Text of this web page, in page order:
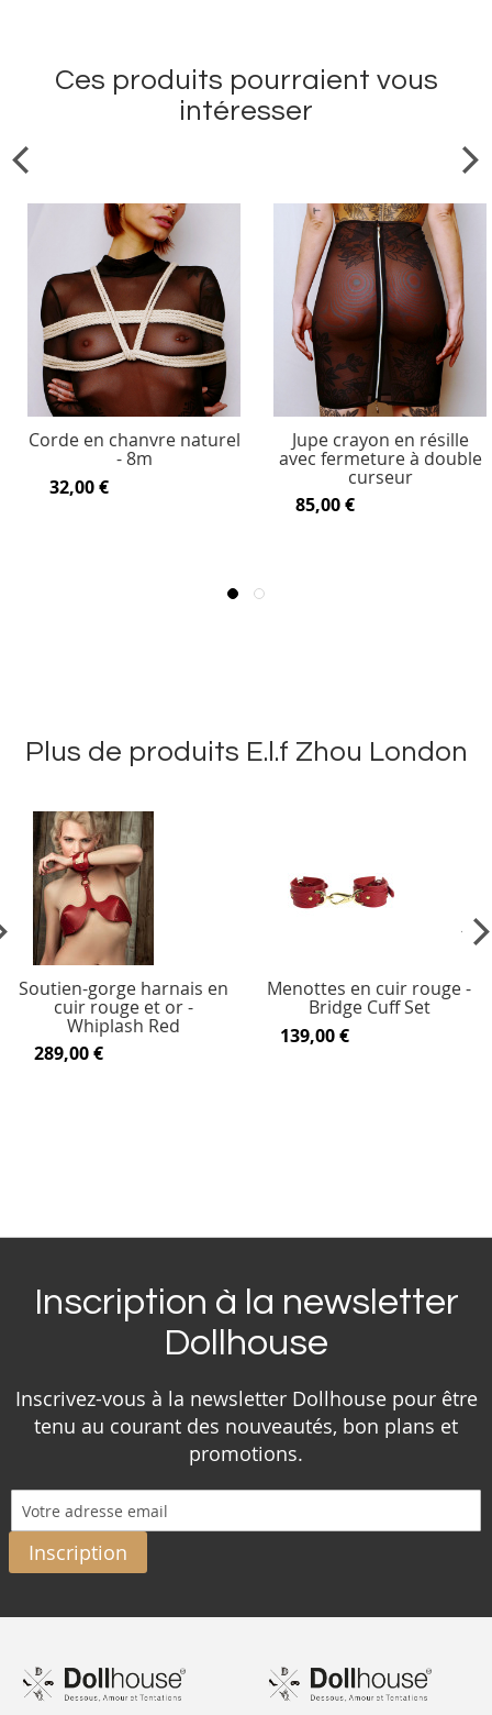
Ces produits pourraient vous
intéresser
Corde en chanvre naturel
- 8m
32,00 €
Jupe crayon en résille
avec fermeture à double
curseur
85,00 €
Plus de produits E.l.f Zhou London
Soutien-gorge harnais en
cuir rouge et or -
Whiplash Red
289,00 €
Menottes en cuir rouge -
Bridge Cuff Set
139,00 €
Inscription à la newsletter
Dollhouse
Inscrivez-vous à la newsletter Dollhouse pour être
tenu au courant des nouveautés, bon plans et
promotions.
Inscription